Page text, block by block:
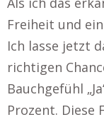
Freiheit und
Ich lasse jetzt
richtigen
Bauchgefühl
Prozent. Diese